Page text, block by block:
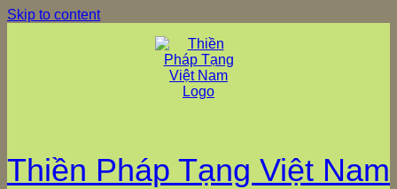
Skip to content
Thiền Pháp Tạng Việt Nam